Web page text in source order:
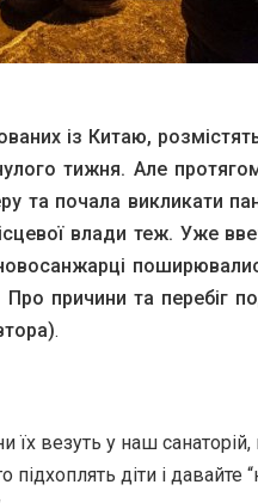
із Китаю,
тижня. Але
та почала викликати
влади теж. Уже
причини та перебіг
.
їх везуть у наш санаторій,
діти і давайте